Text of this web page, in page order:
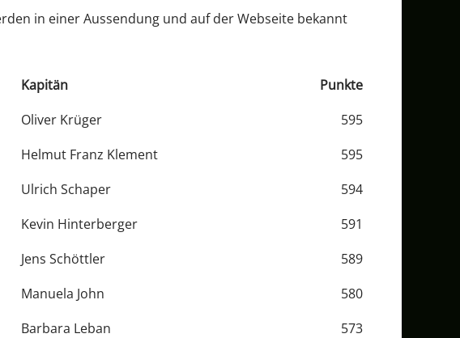
in einer Aussendung und auf der Webseite bekannt
Kapitän
Punkte
Oliver Krüger
595
Helmut Franz Klement
595
Ulrich Schaper
594
Kevin Hinterberger
591
Jens Schöttler
589
Manuela John
580
Barbara Leban
573